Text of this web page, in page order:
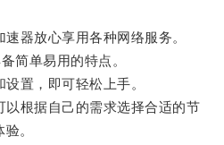
器放心享用各种网络服务。
单易用的特点。
置，即可轻松上手。
根据自己的需求选择合适的节
。